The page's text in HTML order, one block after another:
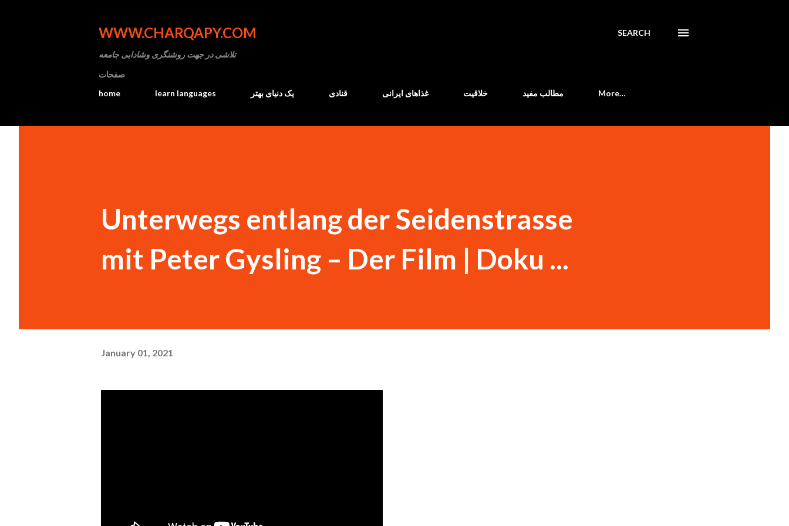
WWW.CHARQAPY.COM
تلاشی در جهت روشنگری وشادابی جامعه
SEARCH
صفحات
home
learn languages یک دنیای بهتر قنادی غذاهای ایرانی خلاقیت مطالب مفید More…
Unterwegs entlang der Seidenstrasse
mit Peter Gysling – Der Film | Doku ...
January 01, 2021